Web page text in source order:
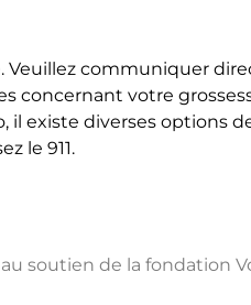
Veuillez communiquer
concernant votre
il existe diverses options
le 911.
soutien de la fondation